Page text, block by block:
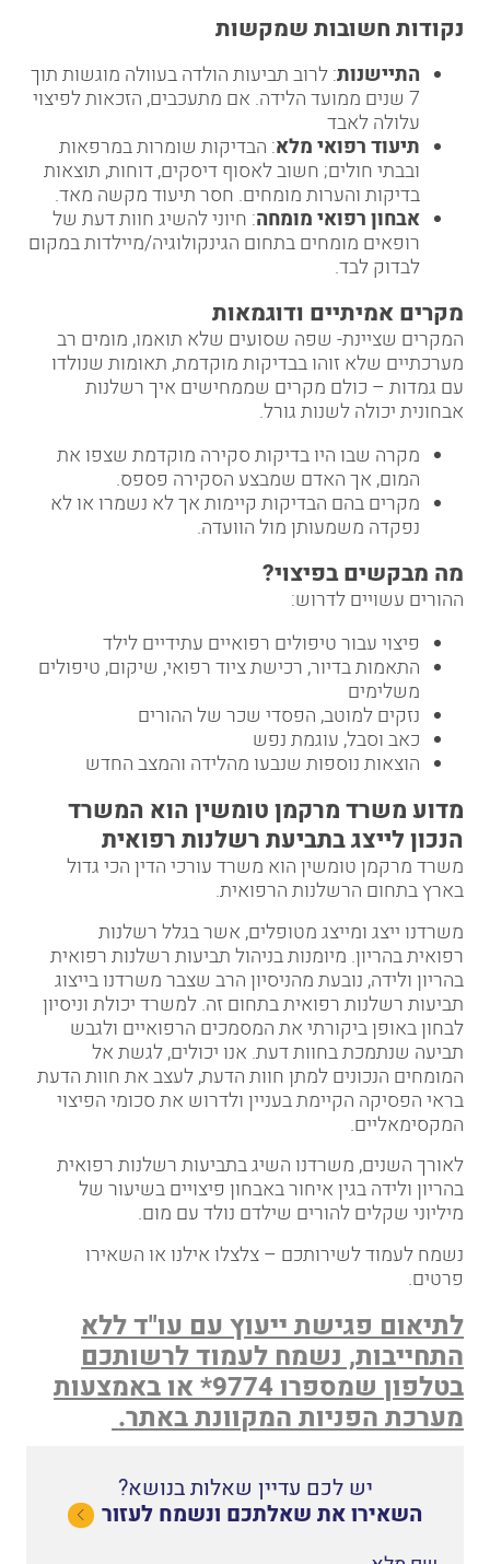
נקודות חשובות שמקשות
התיישנות: לרוב תביעות הולדה בעוולה מוגשות תוך
7 שנים ממועד הלידה. אם מתעכבים, הזכאות לפיצוי
עלולה לאבד
תיעוד רפואי מלא: הבדיקות שומרות במרפאות
ובבתי חולים; חשוב לאסוף דיסקים, דוחות, תוצאות
בדיקות והערות מומחים. חסר תיעוד מקשה מאד.
אבחון רפואי מומחה: חיוני להשיג חוות דעת של
רופאים מומחים בתחום הגינקולוגיה/מיילדות במקום
לבדוק לבד.
מקרים אמיתיים ודוגמאות
המקרים שציינת- שפה שסועים שלא תואמו, מומים רב
מערכתיים שלא זוהו בבדיקות מוקדמת, תאומות שנולדו
עם גמדות – כולם מקרים שממחישים איך רשלנות
אבחונית יכולה לשנות גורל.
מקרה שבו היו בדיקות סקירה מוקדמת שצפו את
המום, אך האדם שמבצע הסקירה פספס.
מקרים בהם הבדיקות קיימות אך לא נשמרו או לא
נפקדה משמעותן מול הוועדה.
מה מבקשים בפיצוי?
ההורים עשויים לדרוש:
פיצוי עבור טיפולים רפואיים עתידיים לילד
התאמות בדיור, רכישת ציוד רפואי, שיקום, טיפולים
משלימים
נזקים למוטב, הפסדי שכר של ההורים
כאב וסבל, עוגמת נפש
הוצאות נוספות שנבעו מהלידה והמצב החדש
מדוע משרד מרקמן טומשין הוא המשרד
הנכון לייצג בתביעת רשלנות רפואית
משרד מרקמן טומשין הוא משרד עורכי הדין הכי גדול
בארץ בתחום הרשלנות הרפואית.
משרדנו ייצג ומייצג מטופלים, אשר בגללרשלנות
רפואיתבהריון. מיומנות בניהול תביעות רשלנות רפואית
בהריון ולידה, נובעת מהניסיון הרב שצבר משרדנו בייצוג
תביעות רשלנות רפואית בתחום זה. למשרד יכולת וניסיון
לבחון באופן ביקורתי את המסמכים הרפואיים ולגבש
תביעה שנתמכת בחוות דעת. אנו יכולים, לגשת אל
המומחים הנכונים למתן חוות הדעת, לעצב את חוות הדעת
בראי הפסיקה הקיימת בעניין ולדרוש את סכומי הפיצוי
המקסימאליים.
לאורך השנים, משרדנו השיגבתביעות רשלנות רפואית
בהריון ולידה בגין איחור באבחון פיצויים בשיעור של
מיליוני שקלים להורים שילדם נולד עם מום.
נשמח לעמוד לשירותכם – צלצלו אילנו או השאירו
פרטים.
לתיאום פגישת ייעוץ עם עו"ד ללא
התחייבות, נשמח לעמוד לרשותכם
בטלפון שמספרו 9774* או באמצעות
מערכת הפניות המקוונת באתר.
יש לכם עדיין שאלות בנושא?
השאירו את שאלתכם ונשמח לעזור